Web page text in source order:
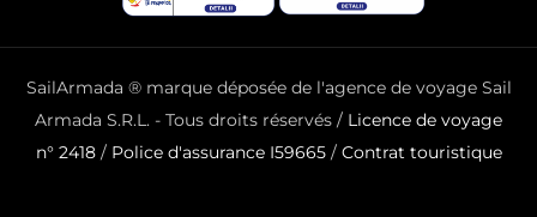
SailArmada ® marque déposée de l'agence de voyage Sail
Armada S.R.L. - Tous droits réservés / Licence de voyage
n° 2418/ Police d'assurance I59665/ Contrat touristique